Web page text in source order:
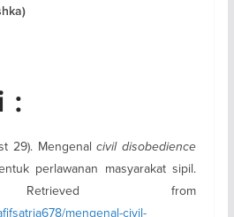
:
29). Mengenalcivil disobedience
perlawanan masyarakat sipil.
from
mengenal-civil-